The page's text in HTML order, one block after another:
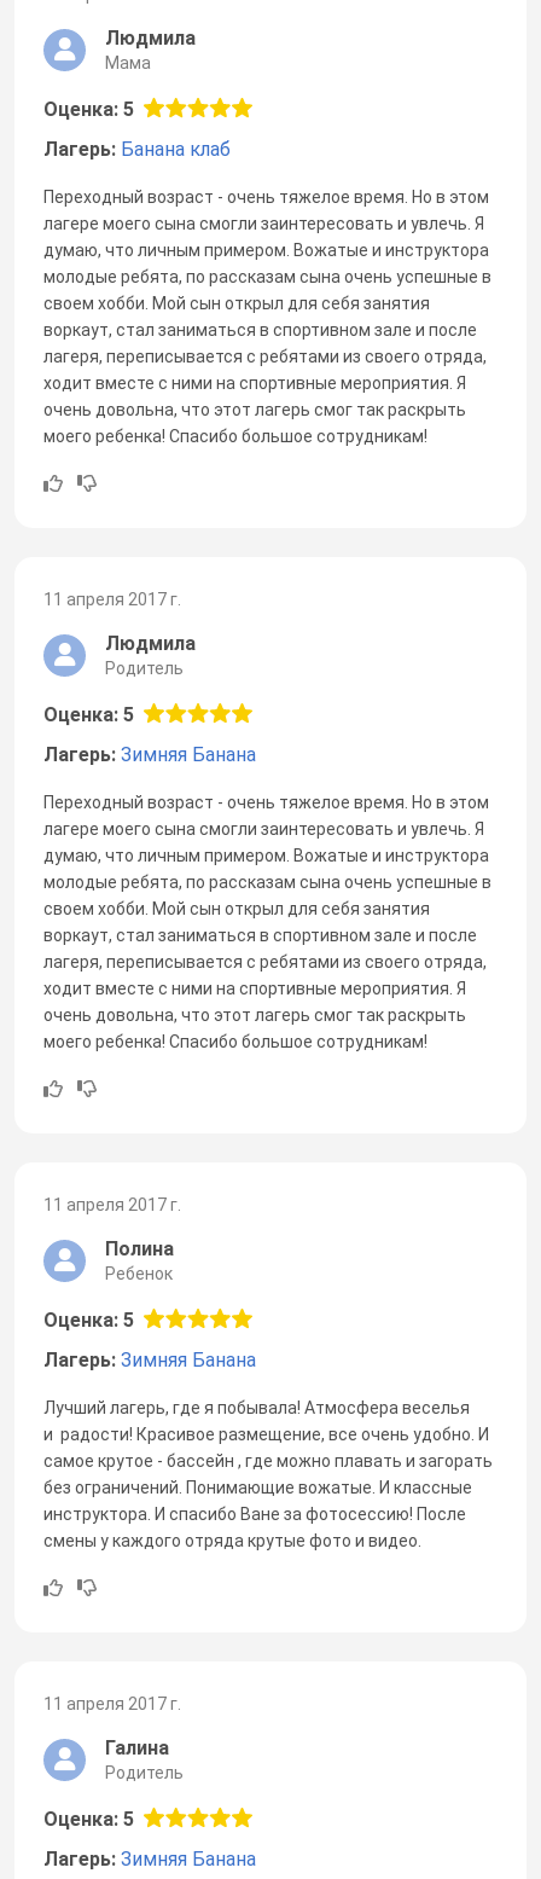
Людмила
Мама
Оценка: 5
Лагерь: Банана клаб
Переходный возраст - очень тяжелое время. Но в этом
лагере моего сына смогли заинтересовать и увлечь. Я
думаю, что личным примером. Вожатые и инструктора
молодые ребята, по рассказам сына очень успешные в
своем хобби. Мой сын открыл для себя занятия
воркаут, стал заниматься в спортивном зале и после
лагеря, переписывается с ребятами из своего отряда,
ходит вместе с ними на спортивные мероприятия. Я
очень довольна, что этот лагерь смог так раскрыть
моего ребенка! Спасибо большое сотрудникам!
11 апреля 2017 г.
Людмила
Родитель
Оценка: 5
Лагерь: Зимняя Банана
Переходный возраст - очень тяжелое время. Но в этом
лагере моего сына смогли заинтересовать и увлечь. Я
думаю, что личным примером. Вожатые и инструктора
молодые ребята, по рассказам сына очень успешные в
своем хобби. Мой сын открыл для себя занятия
воркаут, стал заниматься в спортивном зале и после
лагеря, переписывается с ребятами из своего отряда,
ходит вместе с ними на спортивные мероприятия. Я
очень довольна, что этот лагерь смог так раскрыть
моего ребенка! Спасибо большое сотрудникам!
11 апреля 2017 г.
Полина
Ребенок
Оценка: 5
Лагерь: Зимняя Банана
Лучший лагерь, где я побывала! Атмосфера веселья
и радости! Красивое размещение, все очень удобно. И
самое крутое - бассейн , где можно плавать и загорать
без ограничений. Понимающие вожатые. И классные
инструктора. И спасибо Ване за фотосессию! После
смены у каждого отряда крутые фото и видео.
11 апреля 2017 г.
Галина
Родитель
Оценка: 5
Лагерь: Зимняя Банана